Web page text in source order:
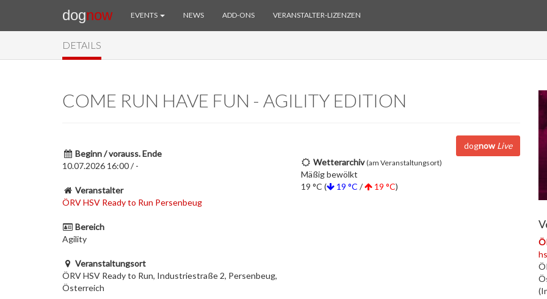
dognow EVENTS NEWS ADD-ONS VERANSTALTER-LIZENZEN
DETAILS
COME RUN HAVE FUN - AGILITY EDITION
dognow Live
Beginn / vorauss. Ende
10.07.2026 16:00 / -
Veranstalter
ÖRV HSV Ready to Run Persenbeug
Bereich
Agility
Veranstaltungsort
ÖRV HSV Ready to Run, Industriestraße 2, Persenbeug,
Österreich
Wetterarchiv (am Veranstaltungsort)
Mäßig bewölkt
19 °C (
19 °C / 19 °C)